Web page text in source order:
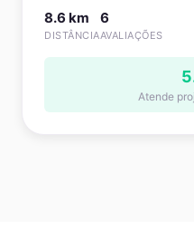
8.6 km
DISTÂNCIA
6
AVALIAÇÕES
Atende